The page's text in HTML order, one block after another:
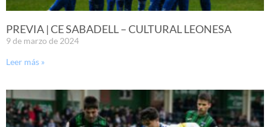
PREVIA | CE SABADELL – CULTURAL LEONESA
9 de marzo de 2024
Leer más »